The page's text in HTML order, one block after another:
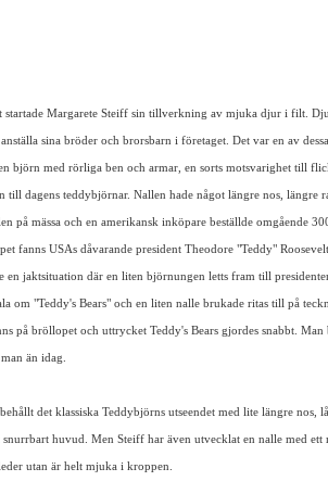
startade Margarete Steiff sin tillverkning av mjuka djur i filt.
sina bröder och brorsbarn i företaget. Det var en av
björn med rörliga ben och armar, en sorts motsvarighet till
till dagens teddybjörnar. Nallen hade något längre nos,
på mässa och en amerikansk inköpare beställde omgående
fanns USAs dåvarande president Theodore "Teddy"
en jaktsituation där en liten björnungen letts fram till
om "Teddy's Bears" och en liten nalle brukade ritas till på
på bröllopet och uttrycket Teddy's Bears gjordes snabbt.
än idag.
det klassiska Teddybjörns utseendet med lite längre nos,
snurrbart huvud. Men Steiff har även utvecklat en nalle med
utan är helt mjuka i kroppen.